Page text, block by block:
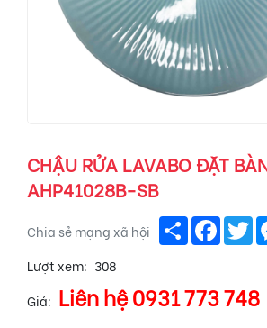
CHẬU RỬA LAVABO ĐẶT
AHP41028B-SB
Chia sẻ mạng xã hội Share
Lượt xem: 308
Giá: Liên hệ 0931 773 748